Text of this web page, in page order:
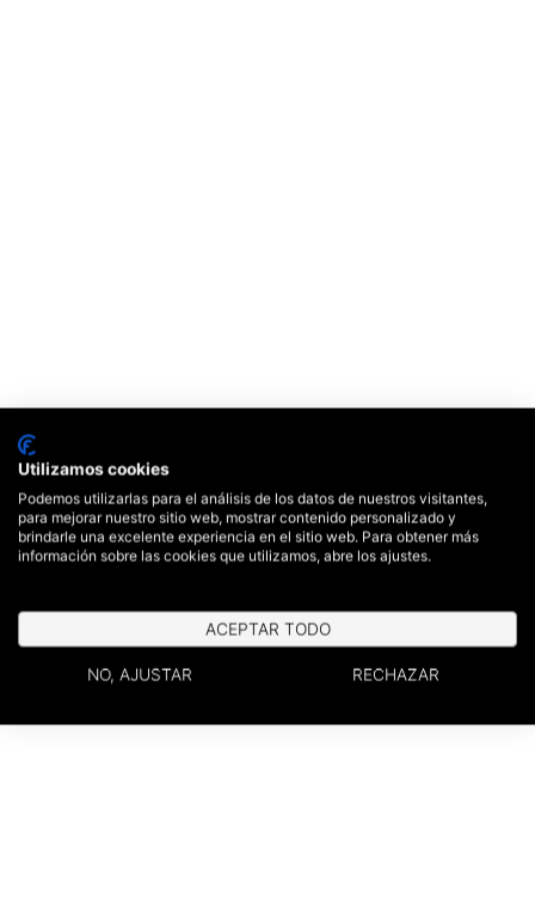
Utilizamos cookies
Podemos utilizarlas para el análisis de los datos de nuestros visitantes,
para mejorar nuestro sitio web, mostrar contenido personalizado y
brindarle una excelente experiencia en el sitio web. Para obtener más
información sobre las cookies que utilizamos, abre los ajustes.
ACEPTAR TODO
NO, AJUSTAR RECHAZAR